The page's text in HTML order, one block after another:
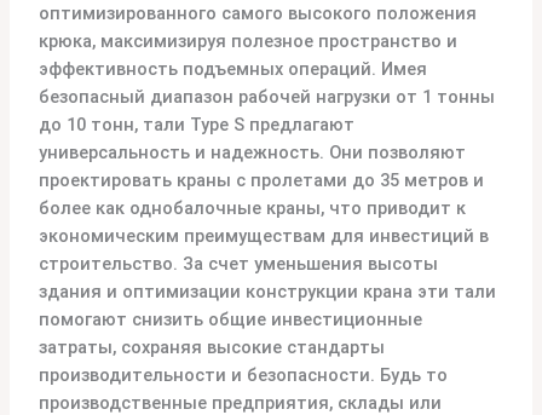
оптимизированного самого высокого положения
крюка, максимизируя полезное пространство и
эффективность подъемных операций. Имея
безопасный диапазон рабочей нагрузки от 1 тонны
до 10 тонн, тали Type S предлагают
универсальность и надежность. Они позволяют
проектировать краны с пролетами до 35 метров и
более как однобалочные краны, что приводит к
экономическим преимуществам для инвестиций в
строительство. За счет уменьшения высоты
здания и оптимизации конструкции крана эти тали
помогают снизить общие инвестиционные
затраты, сохраняя высокие стандарты
производительности и безопасности. Будь то
производственные предприятия, склады или